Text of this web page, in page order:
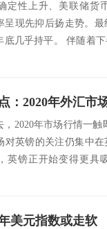
定性上升、美联储货
呈现先抑后扬走势。
底几乎持平。 伴随着
：2020年外汇市
，2020年市场行情一
对英镑的关注仍集中
英镑正开始变得更具
美元指数或走软